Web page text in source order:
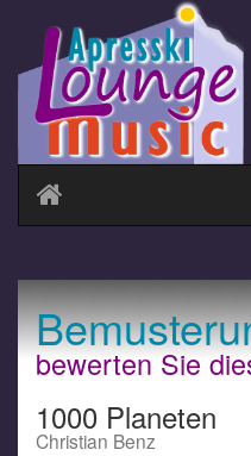
bewerten Sie
1000 Planeten
Christian Benz